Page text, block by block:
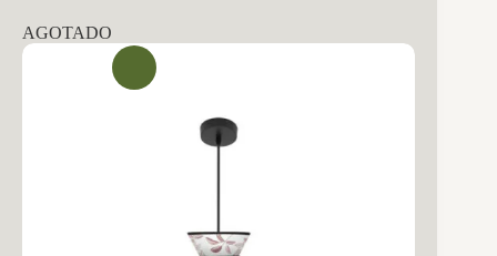
AGOTADO